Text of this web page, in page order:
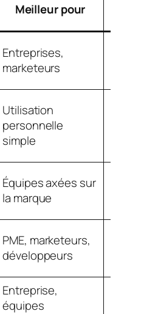
Meilleur pour
Entreprises,
marketeurs
Utilisation
personnelle
simple
Équipes axées sur
la marque
PME, marketeurs,
développeurs
Entreprise,
équipes